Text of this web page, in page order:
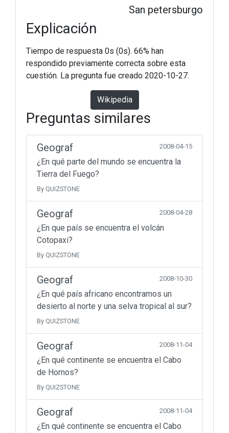
San petersburgo
Explicación
Tiempo de respuesta 0s (0s). 66% han
respondido previamente correcta sobre esta
cuestión. La pregunta fue creado 2020-10-27.
Wikipedia
Preguntas similares
Geograf 2008-04-15
¿En qué parte del mundo se encuentra la
Tierra del Fuego?
By QUIZSTONE
Geograf 2008-04-28
¿En que país se encuentra el volcán
Cotopaxi?
By QUIZSTONE
Geograf 2008-10-30
¿En qué país africano encontramos un
desierto al norte y una selva tropical al sur?
By QUIZSTONE
Geograf 2008-11-04
¿En qué continente se encuentra el Cabo
de Hornos?
By QUIZSTONE
Geograf 2008-11-04
¿En qué continente se encuentra el Cabo